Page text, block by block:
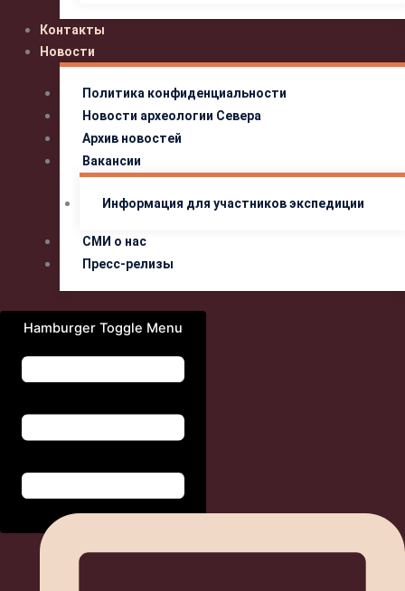
Контакты
Новости
Политика конфиденциальности
Новости археологии Севера
Архив новостей
Вакансии
Информация для участников экспедиции
СМИ о нас
Пресс-релизы
Hamburger Toggle Menu